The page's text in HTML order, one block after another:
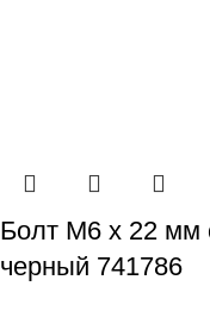
Болт М6 х 22 мм
черный 741786